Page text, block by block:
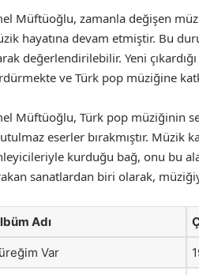
Müftüoğlu, zamanla değişen
hayatına devam etmiştir. Bu
değerlendirilebilir. Yeni
ve Türk pop müziğine
Müftüoğlu, Türk pop müziğinin
eserler bırakmıştır. Müzik
kurduğu bağ, onu bu
sanatlardan biri olarak,
Adı
Var